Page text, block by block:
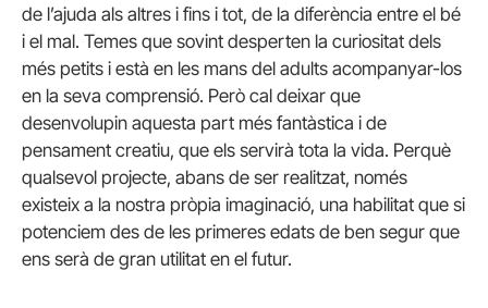
de l’ajuda als altres i fins i tot, de la diferència entre el bé
i el mal. Temes que sovint desperten la curiositat dels
més petits i està en les mans del adults acompanyar-los
en la seva comprensió. Però cal deixar que
desenvolupin aquesta part més fantàstica i de
pensament creatiu, que els servirà tota la vida. Perquè
qualsevol projecte, abans de ser realitzat, només
existeix a la nostra pròpia imaginació, una habilitat que si
potenciem des de les primeres edats de ben segur que
ens serà de gran utilitat en el futur.